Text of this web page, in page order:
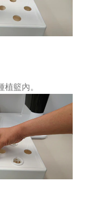
籃內。